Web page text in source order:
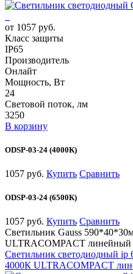
от 1057 руб.
Класс защиты
IP65
Производитель
Онлайт
Мощность, Вт
24
Световой поток, лм
3250
В корзину
ODSP-03-24 (4000К)
1057 руб. Купить Сравнить
ODSP-03-24 (6500К)
1057 руб. Купить Сравнить
Светильник Gauss
ULTRACOMPACT линейный
Светильник светодиодный
4000К ULTRACOMPACT